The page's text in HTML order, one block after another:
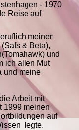
- 1970
Reise auf
meinen
& Beta),
und
ich allen Mut
und meine
Arbeit mit
1999 meinen
auf
legte.